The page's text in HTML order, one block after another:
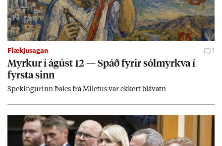
Flækjusagan 1
Myrk­ur í ág­úst 12 — Spáð fyr­ir sól­myrkva í
fyrsta sinn
Spek­ing­ur­inn Þa­les frá Míletus var ekk­ert blá­vatn